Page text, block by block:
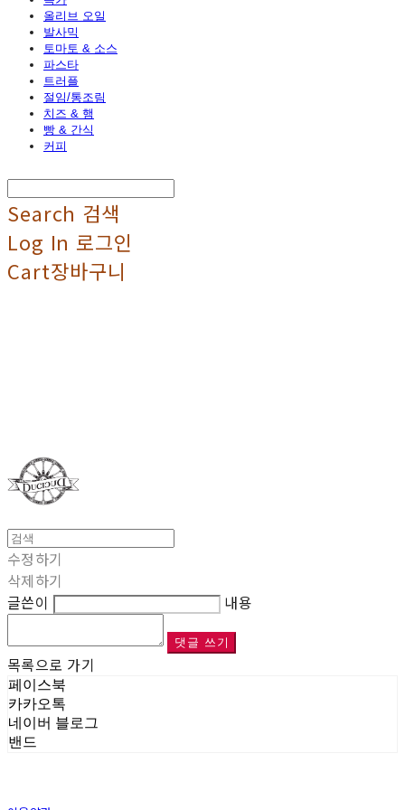
올리브 오일
발사믹
토마토 & 소스
파스타
트러플
절임/통조림
치즈 & 햄
빵 & 간식
커피
Search 검색
Log In 로그인
Cart장바구니
수정하기
삭제하기
글쓴이
내용
댓글 쓰기
목록으로 가기
페이스북
카카오톡
네이버 블로그
밴드